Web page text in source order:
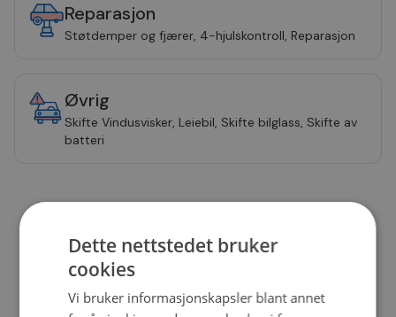
Reparasjon
Støtdemper og fjærer, 4-hjulskontroll, Reparasjon
Øvrig
Skifte Vindusvisker, Leiebil, Skifte bilglass, Skifte av
batteri
Dette nettstedet bruker
cookies
Vi bruker informasjonskapsler blant annet